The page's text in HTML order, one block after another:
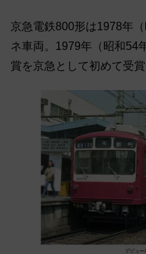
京急電鉄800形は1978年
ネ車両。1979年（昭和54
賞を京急として初めて受賞